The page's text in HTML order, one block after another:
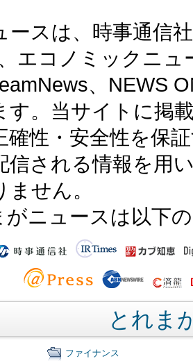
ースは、時事通信
エコノミックニ
、NEWS
す。当サイトに掲
確性・安全性を保
信される情報を用
せん。
がニュースは以下
とれま
ファイナンス